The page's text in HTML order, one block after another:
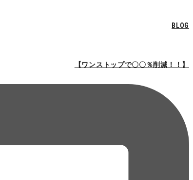
BLOG
【ワンストップで〇〇％削減！！】